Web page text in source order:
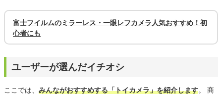
富士フイルムのミラーレス・一眼レフカメラ人気おすすめ！初
心者にも
ユーザーが選んだイチオシ
ここでは、 みんながおすすめする「トイカメラ」を紹介します。 商